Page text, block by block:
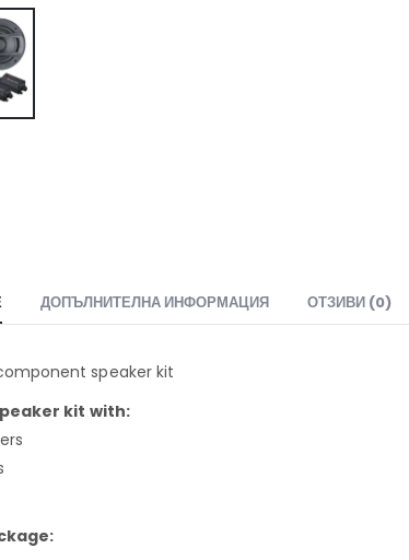
ДОПЪЛНИТЕЛНА ИНФОРМАЦИЯ ОТЗИВИ (0)
speaker kit
kit with: